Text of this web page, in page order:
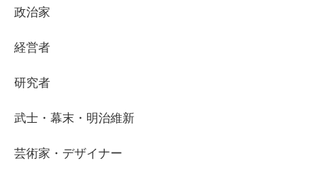
政治家
経営者
研究者
武士・幕末・明治維新
芸術家・デザイナー